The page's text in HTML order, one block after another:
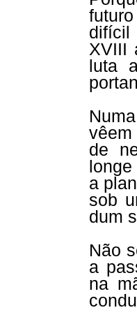
difícil
XVIII
luta
de
a
sob
dum
Não
a
na